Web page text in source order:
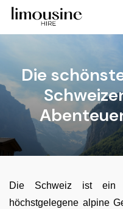
Die
Die Schweiz ist
höchstgelegene alpine